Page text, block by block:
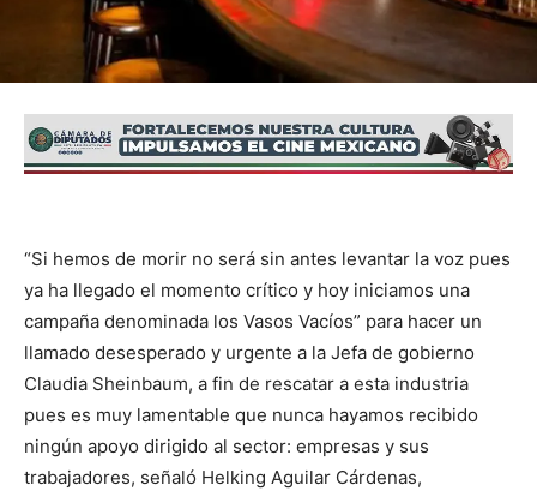
“Si hemos de morir no será sin antes levantar la voz pues
ya ha llegado el momento crítico y hoy iniciamos una
campaña denominada los Vasos Vacíos” para hacer un
llamado desesperado y urgente a la Jefa de gobierno
Claudia Sheinbaum, a fin de rescatar a esta industria
pues es muy lamentable que nunca hayamos recibido
ningún apoyo dirigido al sector: empresas y sus
trabajadores, señaló Helking Aguilar Cárdenas,